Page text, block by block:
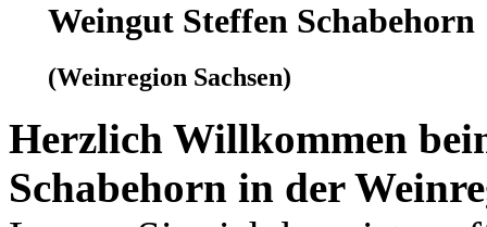
Weingut Steffen Schabehorn
(Weinregion Sachsen)
Herzlich Willkommen
Schabehorn in der